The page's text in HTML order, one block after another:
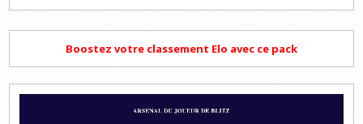
Boostez votre classement Elo avec ce pack